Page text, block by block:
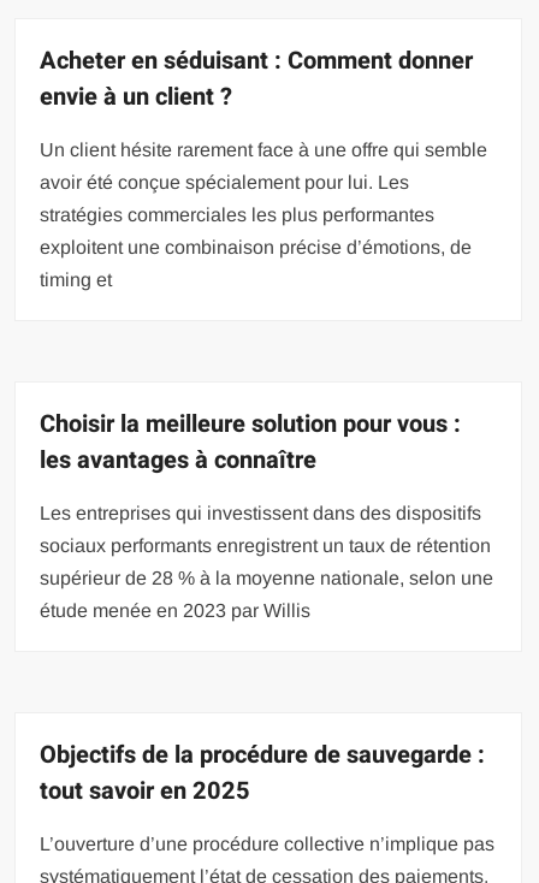
Acheter en séduisant : Comment donner
envie à un client ?
Un client hésite rarement face à une offre qui semble
avoir été conçue spécialement pour lui. Les
stratégies commerciales les plus performantes
exploitent une combinaison précise d’émotions, de
timing et
Choisir la meilleure solution pour vous :
les avantages à connaître
Les entreprises qui investissent dans des dispositifs
sociaux performants enregistrent un taux de rétention
supérieur de 28 % à la moyenne nationale, selon une
étude menée en 2023 par Willis
Objectifs de la procédure de sauvegarde :
tout savoir en 2025
L’ouverture d’une procédure collective n’implique pas
systématiquement l’état de cessation des paiements.